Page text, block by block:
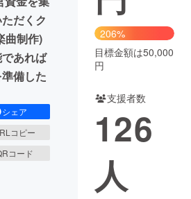
地域活性化
Good
CAMPFIRE Creation
と納税machi-ya コミュニティ
だくク
曲制作)
あれば
備した
シェア
コピー
コード
206%
目標金額は50,000
円
支援者数
126
人